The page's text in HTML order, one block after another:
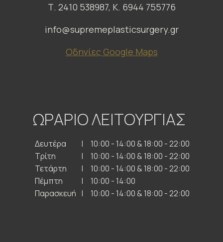
Τ. 2410 538987, Κ. 6944 755776
info@supremeplasticsurgery.gr
Οδηγίες Google Maps
ΩΡΑΡΙΟ ΛΕΙΤΟΥΡΓΙΑΣ
Δευτέρα
10:00 - 14:00 & 18:00 - 22:00
Τρίτη
10:00 - 14:00 & 18:00 - 22:00
Τετάρτη
10:00 - 14:00 & 18:00 - 22:00
Πέμπτη
10:00 - 14:00
Παρασκευή
10:00 - 14:00 & 18:00 - 22:00